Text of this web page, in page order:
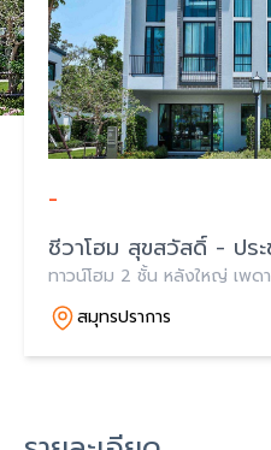
-
ชีวาโฮม สุขสวัสดิ์ - ปร
ทาวน์โฮม 2 ชั้น หลังใหญ่ เพ
สมุทรปราการ